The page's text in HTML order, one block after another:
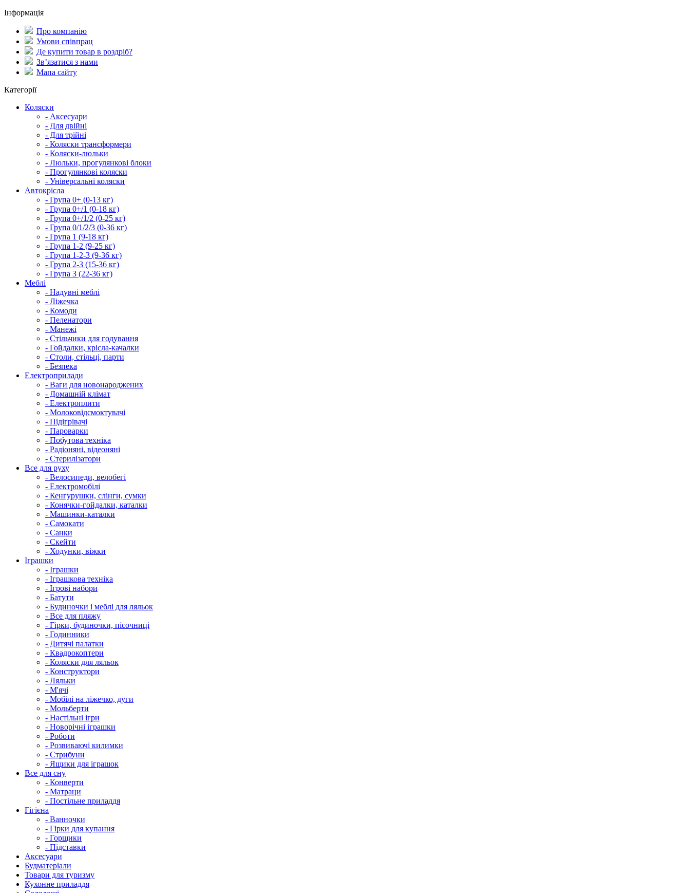
Інформація
Про компанію
Умови співпрац
Де купити товар в роздріб?
Зв’язатися з нами
Мапа сайту
Категорії
Коляски
- Аксесуари
- Для двійні
- Для трійні
- Коляски трансформери
- Коляски-люльки
- Люльки, прогулянкові блоки
- Прогулянкові коляски
- Універсальні коляски
Автокрісла
- Група 0+ (0-13 кг)
- Група 0+/1 (0-18 кг)
- Група 0+/1/2 (0-25 кг)
- Група 0/1/2/3 (0-36 кг)
- Група 1 (9-18 кг)
- Група 1-2 (9-25 кг)
- Група 1-2-3 (9-36 кг)
- Група 2-3 (15-36 кг)
- Група 3 (22-36 кг)
Меблі
- Надувні меблі
- Ліжечка
- Комоди
- Пеленатори
- Манежі
- Стільчики для годування
- Гойдалки, крісла-качалки
- Столи, стільці, парти
- Безпека
Електроприлади
- Ваги для новонароджених
- Домашній клімат
- Електроплити
- Молоковідсмоктувачі
- Підігрівачі
- Пароварки
- Побутова техніка
- Радіоняні, відеоняні
- Стерилізатори
Все для руху
- Велосипеди, велобегі
- Електромобілі
- Кенгурушки, слінги, сумки
- Конячки-гойдалки, каталки
- Машинки-каталки
- Самокати
- Санки
- Скейти
- Ходунки, віжки
Іграшки
- Іграшки
- Іграшкова техніка
- Ігрові набори
- Батути
- Будиночки і меблі для ляльок
- Все для пляжу
- Гірки, будиночки, пісочниці
- Годинники
- Дитячі палатки
- Квадрокоптери
- Коляски для ляльок
- Конструктори
- Ляльки
- М'ячі
- Мобілі на ліжечко, дуги
- Мольберти
- Настільні ігри
- Новорічні іграшки
- Роботи
- Розвиваючі килимки
- Стрибуни
- Ящики для іграшок
Все для сну
- Конверти
- Матраци
- Постільне приладдя
Гігієна
- Ванночки
- Гірки для купання
- Горщики
- Підставки
Аксесуари
Будматеріали
Товари для туризму
Кухонне приладдя